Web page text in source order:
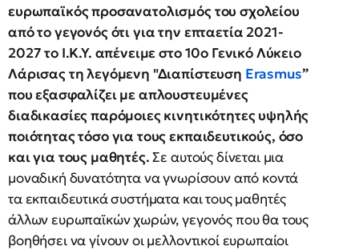
ευρωπαϊκός προσανατολισμός του σχολείου
από το γεγονός ότι για την επταετία 2021-
2027 το Ι.Κ.Υ. απένειμε στο 10ο Γενικό Λύκειο
Λάρισας τη λεγόμενη "Διαπίστευση Erasmus”
που εξασφαλίζει με απλουστευμένες
διαδικασίες παρόμοιες κινητικότητες υψηλής
ποιότητας τόσο για τους εκπαιδευτικούς, όσο
και για τους μαθητές.Σε αυτούς δίνεται μια
μοναδική δυνατότητα να γνωρίσουν από κοντά
τα εκπαιδευτικά συστήματα και τους μαθητές
άλλων ευρωπαϊκών χωρών, γεγονός που θα τους
βοηθήσει να γίνουν οι μελλοντικοί ευρωπαίοι